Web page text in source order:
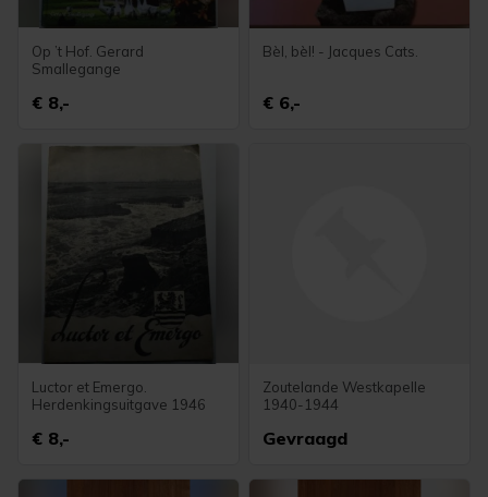
Op ’t Hof. Gerard
Smallegange
€ 8,-
Bèl, bèl! - Jacques Cats.
€ 6,-
Luctor et Emergo.
Herdenkingsuitgave 1946
€ 8,-
Zoutelande Westkapelle
1940-1944
Gevraagd